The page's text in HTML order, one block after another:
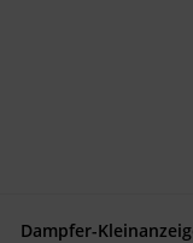
Dampfer-